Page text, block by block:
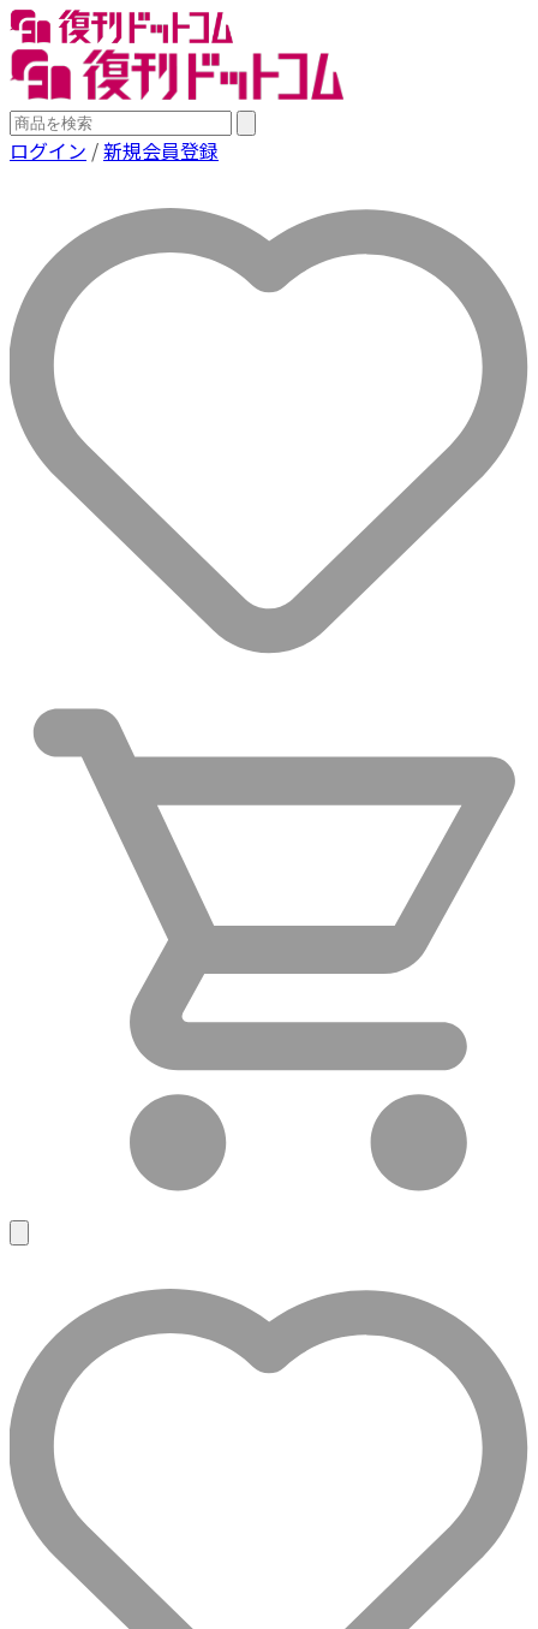
ログイン /新規会員登録